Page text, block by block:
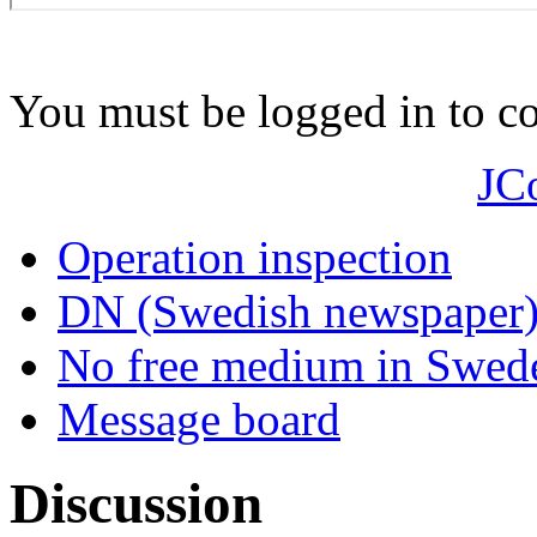
You must be logged in to
Operation inspection
DN (Swedish
No free medium in
Message board
Discussion